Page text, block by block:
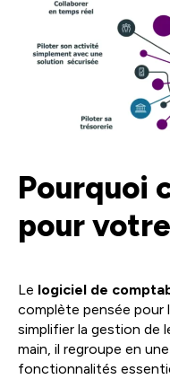
Pourquoi
pour
Le logiciel de
complète pensée pour
simplifier la gestion de
main, il regroupe en
fonctionnalités